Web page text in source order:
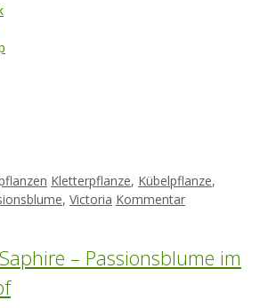
Schlagwörter
Kletterpflanze, Kübelpflanze,
, Victoria Kommentar
– Passionsblume im